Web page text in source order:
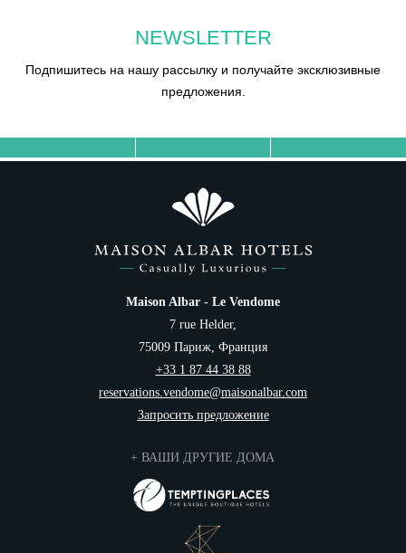
NEWSLETTER
Подпишитесь на нашу рассылку и получайте эксклюзивные
предложения.
Maison Albar - Le Vendome
7 rue Helder,
75009 Париж, Франция
+33 1 87 44 38 88
reservations.vendome@maisonalbar.com
Запросить предложение
+ ВАШИ ДРУГИЕ ДОМА